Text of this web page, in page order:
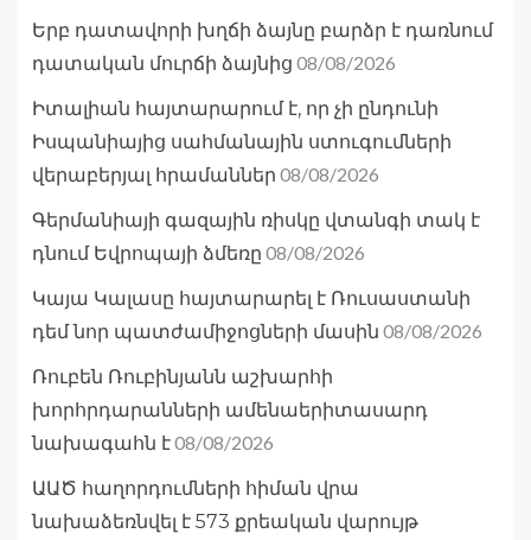
Երբ դատավորի խղճի ձայնը բարձր է դառնում
դատական մուրճի ձայնից 08/08/2026
Իտալիան հայտարարում է, որ չի ընդունի
Իսպանիայից սահմանային ստուգումների
վերաբերյալ հրամաններ 08/08/2026
Գերմանիայի գազային ռիսկը վտանգի տակ է
դնում Եվրոպայի ձմեռը 08/08/2026
Կայա Կալասը հայտարարել է Ռուսաստանի
դեմ նոր պատժամիջոցների մասին 08/08/2026
Ռուբեն Ռուբինյանն աշխարհի
խորհրդարանների ամենաերիտասարդ
նախագահն է08/08/2026
ԱԱԾ հաղորդումների հիման վրա
նախաձեռնվել է 573 քրեական վարույթ